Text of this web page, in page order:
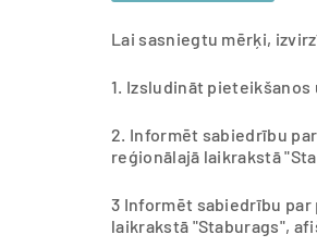
Lai sasniegtu mērķi,
1. Izsludināt pieteikšanos
2. Informēt sabiedrību
reģionālajā laikrakstā
3 Informēt sabiedrību
laikrakstā "Staburags",